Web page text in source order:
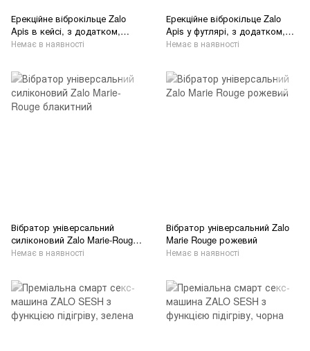
Ерекційне віброкільце Zalo
Apis в кейсі, з додатком,
чорне, 6,3 × 3,2 см
Немає в наявності
Ерекційне віброкільце Zalo
Apis у футлярі, з додатком,
біле, 6,3 × 3,2 см
Немає в наявності
Вібратор універсальний
силіконовий Zalo Marie-Rouge
блакитний
Немає в наявності
Вібратор універсальний Zalo
Marie Rouge рожевий
Немає в наявності